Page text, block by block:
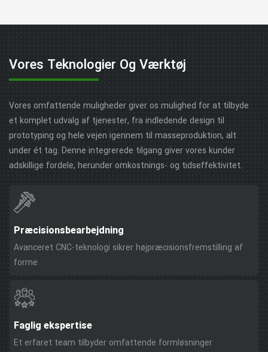
Vores Teknologier Og Værktøj
Vores omfattende muligheder giver os mulighed for at tilbyde
et komplet udvalg af tjenester, fra indledende design til
prototyping og hele vejen igennem til masseproduktion, alt
under ét tag. Denne integrerede tilgang giver vores kunder
adskillige fordele, herunder omkostnings- og tidseffektivitet.
Præcisionsbearbejdning
Avanceret CNC-teknologi sikrer højpræcisionsfremstilling af
forme
Faglig ekspertise
Et erfaret team tilbyder omfattende formløsninger